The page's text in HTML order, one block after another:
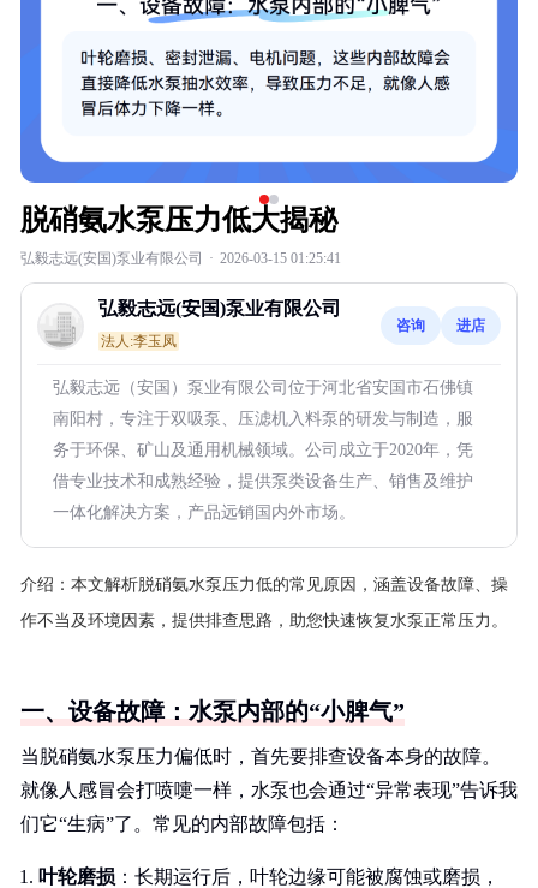
脱硝氨水泵压力低大揭秘
弘毅志远(安国)泵业有限公司 · 2026-03-15 01:25:41
弘毅志远(安国)泵业有限公司
法人:李玉凤
咨询 进店
弘毅志远（安国）泵业有限公司位于河北省安国市石佛镇
南阳村，专注于双吸泵、压滤机入料泵的研发与制造，服
务于环保、矿山及通用机械领域。公司成立于2020年，凭
借专业技术和成熟经验，提供泵类设备生产、销售及维护
一体化解决方案，产品远销国内外市场。
介绍： 本文解析脱硝氨水泵压力低的常见原因，涵盖设备故障、操
作不当及环境因素，提供排查思路，助您快速恢复水泵正常压力。
一、设备故障：水泵内部的“小脾气”
当脱硝氨水泵压力偏低时，首先要排查设备本身的故障。
就像人感冒会打喷嚏一样，水泵也会通过“异常表现”告诉我
们它“生病”了。常见的内部故障包括：
叶轮磨损 ：长期运行后，叶轮边缘可能被腐蚀或磨损，